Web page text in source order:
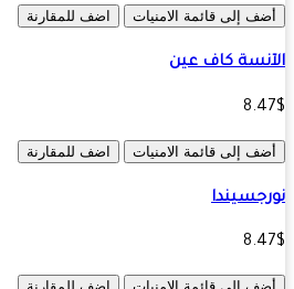
إلى قائمة الامنيات اضف للمقارنة
كاف عين
إلى قائمة الامنيات اضف للمقارنة